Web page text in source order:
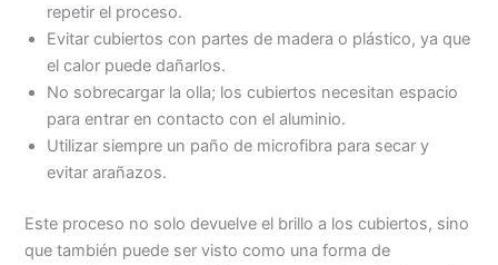
repetir el proceso.
Evitar cubiertos con partes de madera o plástico, ya que
el calor puede dañarlos.
No sobrecargar la olla; los cubiertos necesitan espacio
para entrar en contacto con el aluminio.
Utilizar siempre un paño de microfibra para secar y
evitar arañazos.
Este proceso no solo devuelve el brillo a los cubiertos, sino
que también puede ser visto como una forma de